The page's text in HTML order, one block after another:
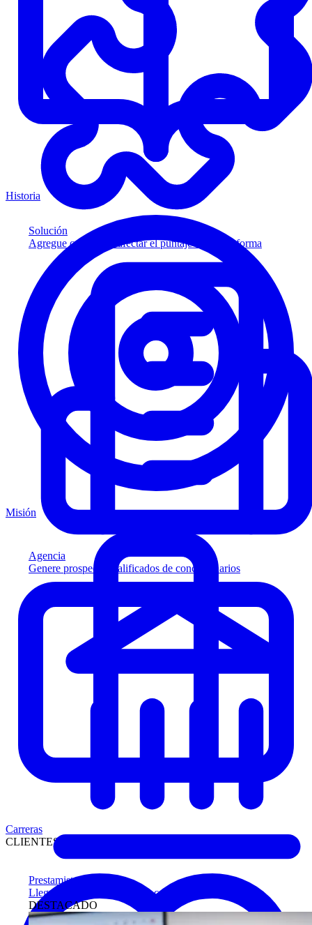
Solución
Agregue crédito sin afectar el puntaje a su plataforma
Agencia
Genere prospectos calificados de concesionarios
Prestamistas
Llegue antes a compradores calificados
DESTACADO
Historia
Misión
Carreras
CLIENTES